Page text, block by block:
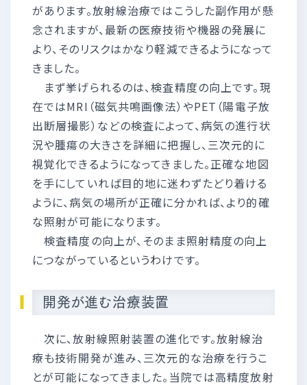
があります。放射線治療ではこうした副作用が懸
念されますが、最新の医療技術や機器の発展に
より、そのリスクはかなり軽減できるようになって
きました。
まず挙げられるのは、検査精度の向上です。現
在ではMRI（磁気共鳴画像法）やPET（陽電子放
出断層撮影）などの検査によって、病気の進行状
況や腫瘍の大きさを詳細に把握し、三次元的に
視覚化できるようになってきました。正確な地図
を手にしていれば目的地に迷わずたどり着ける
ように、病気の場所が正確に分かれば、より的確
な照射が可能になります。
検査精度の向上が、そのまま照射精度の向上
につながっているというわけです。
開発が進む治療装置
次に、放射線照射装置の進化です。放射線治
療も技術開発が進み、三次元的な治療を行うこ
とが可能になってきました。当院では高精度放射